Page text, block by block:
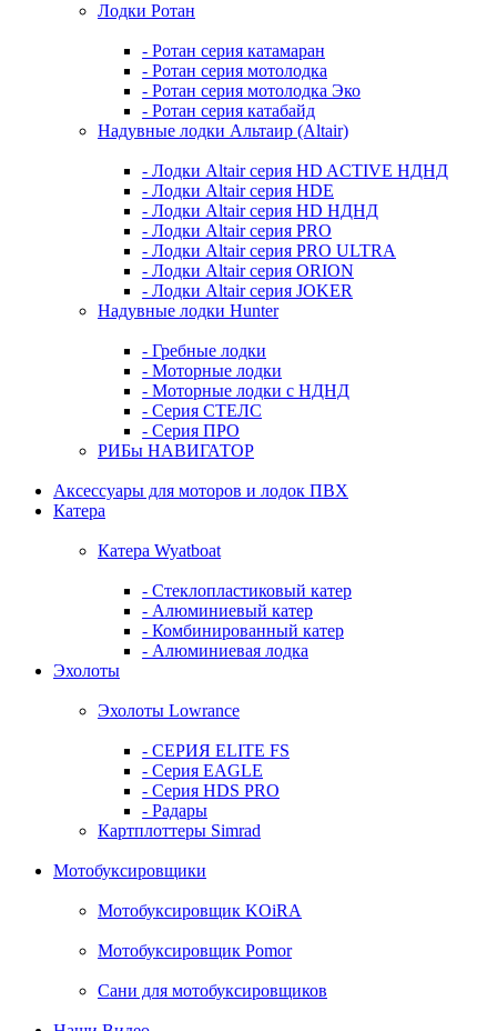
Лодки Ротан
- Ротан серия катамаран
- Ротан серия мотолодка
- Ротан серия мотолодка Эко
- Ротан серия катабайд
Надувные лодки Альтаир (Altair)
- Лодки Altair серия HD ACTIVE НДНД
- Лодки Altair серия HDE
- Лодки Altair серия HD НДНД
- Лодки Altair серия PRO
- Лодки Altair серия PRO ULTRA
- Лодки Altair серия ORION
- Лодки Altair серия JOKER
Надувные лодки Hunter
- Гребные лодки
- Моторные лодки
- Моторные лодки с НДНД
- Серия СТЕЛС
- Серия ПРО
РИБы НАВИГАТОР
Аксессуары для моторов и лодок ПВХ
Катера
Катера Wyatboat
- Cтеклопластиковый катер
- Алюминиевый катер
- Комбинированный катер
- Алюминиевая лодка
Эхолоты
Эхолоты Lowrance
- СЕРИЯ ELITE FS
- Серия EAGLE
- Серия HDS PRO
- Радары
Картплоттеры Simrad
Мотобуксировщики
Мотобуксировщик KOiRA
Мотобуксировщик Pomor
Сани для мотобуксировщиков